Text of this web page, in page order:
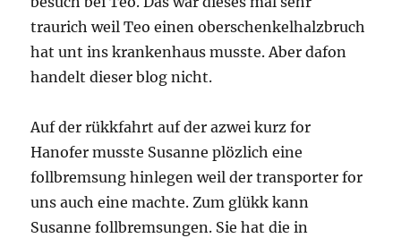
traurich weil Teo einen oberschenkelhalzbruch
hat unt ins krankenhaus musste. Aber dafon
handelt dieser blog nicht.
Auf der rükkfahrt auf der azwei kurz for
Hanofer musste Susanne plözlich eine
follbremsung hinlegen weil der transporter for
uns auch eine machte. Zum glükk kann
Susanne follbremsungen. Sie hat die in